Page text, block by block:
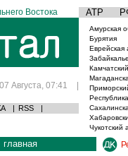
Востока АТР
07 Августа, 07:41 |
| RSS |
Амурская
Бурятия
Еврейская
Чукотский
главная